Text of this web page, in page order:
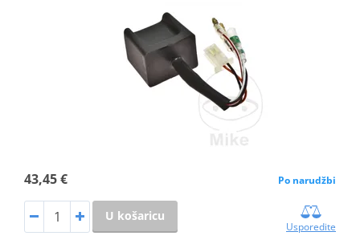
43,45 € Po narudžbi
U košaricu
Usporedite